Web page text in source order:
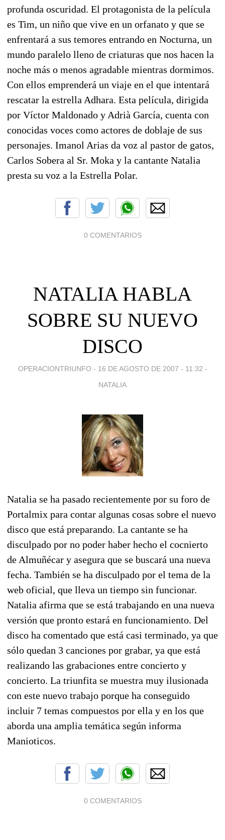
profunda oscuridad. El protagonista de la película
es Tim, un niño que vive en un orfanato y que se
enfrentará a sus temores entrando en Nocturna, un
mundo paralelo lleno de criaturas que nos hacen la
noche más o menos agradable mientras dormimos.
Con ellos emprenderá un viaje en el que intentará
rescatar la estrella Adhara. Esta película, dirigida
por Víctor Maldonado y Adrià García, cuenta con
conocidas voces como actores de doblaje de sus
personajes. Imanol Arias da voz al pastor de gatos,
Carlos Sobera al Sr. Moka y la cantante Natalia
presta su voz a la Estrella Polar.
0 COMENTARIOS
NATALIA HABLA
SOBRE SU NUEVO
DISCO
OPERACIONTRIUNFO - 16 DE AGOSTO DE 2007 - 11:32 -
NATALIA
Natalia se ha pasado recientemente por su foro de
Portalmix para contar algunas cosas sobre el nuevo
disco que está preparando. La cantante se ha
disculpado por no poder haber hecho el cocnierto
de Almuñécar y asegura que se buscará una nueva
fecha. También se ha disculpado por el tema de la
web oficial, que lleva un tiempo sin funcionar.
Natalia afirma que se está trabajando en una nueva
versión que pronto estará en funcionamiento. Del
disco ha comentado que está casi terminado, ya que
sólo quedan 3 canciones por grabar, ya que está
realizando las grabaciones entre concierto y
concierto. La triunfita se muestra muy ilusionada
con este nuevo trabajo porque ha conseguido
incluir 7 temas compuestos por ella y en los que
aborda una amplia temática según informa
Manioticos.
0 COMENTARIOS